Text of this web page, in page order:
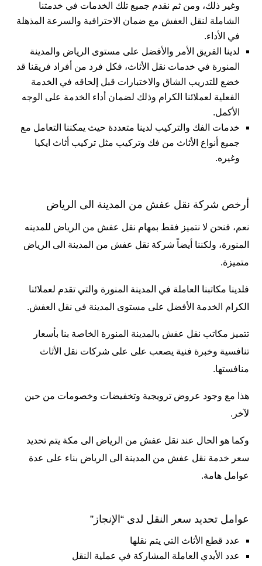
وغير ذلك، ومن ثم نقدم جميع تلك الخدمات في خدمتنا
الشاملة لنقل العفش مع ضمان الاحترافية والسرعة المذهلة
في الأداء.
لدينا الفريق الأمر والأفضل على مستوى الرياض والمدينة
المنورة في خدمات نقل الأثاث، فكل فرد من أفراد فريقنا قد
خضع للتدريب الشاق والاختبارات قبل إلحاقه في الخدمة
الفعلية لعملائنا الكرام وذلك لضمان أداء الخدمة على الوجه
الأكمل.
خدمات الفك والتركيب لدينا متعددة حيث يمكننا التعامل مع
جميع أنواع الأثاث من فك وتركيب مثل تركيب أثاث ايكيا
وغيره.
أرخص شركة نقل عفش من المدينة الى الرياض
نعم، فنحن لا نتميز فقط بمهام نقل عفش من الرياض للمدينه
المنورة، ولكننا أيضاً شركة نقل عفش من المدينة الى الرياض
متميزة.
فلدينا مكاتبنا العاملة في المدينة المنورة والتي تقدم لعملائنا
الكرام الخدمة الأفضل على مستوى المدينة في نقل العفش.
تتميز مكاتب نقل عفش بالمدينة المنورة الخاصة بنا بأسعار
تنافسية وخبرة فنية يصعب على على شركات نقل الأثاث
منافستها.
هذا مع وجود عروض ترويجية وتخفيضات وخصومات من حين
لآخر.
وكما هو الحال عند نقل عفش من الرياض الى مكة يتم تحديد
سعر خدمة نقل عفش من المدينة الى الرياض بناء على عدة
عوامل هامة.
عوامل تحديد سعر النقل لدى “الإنجاز”
عدد قطع الأثاث التي يتم نقلها
عدد الأيدي العاملة المشاركة في عملية النقل